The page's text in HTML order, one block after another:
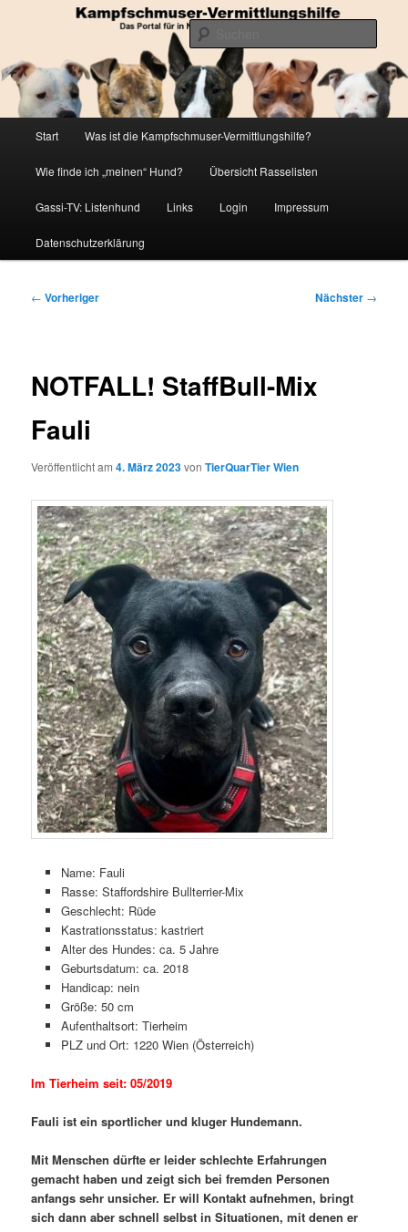
springenKampfschmuser-Vermittlungshilfe
Die Datenbank für in Not geratene Listenhunde
Start Was ist die Kampfschmuser-Vermittlungshilfe?
Wie finde ich „meinen“ Hund? Übersicht Rasselisten
Gassi-TV: Listenhund Links Login Impressum
Datenschutzerklärung
Beitragsnavigation
← Vorheriger Nächster →
NOTFALL! StaffBull-Mix
Fauli
Veröffentlicht am4. März 2023vonTierQuarTier Wien
Name: Fauli
Rasse: Staffordshire Bullterrier-Mix
Geschlecht: Rüde
Kastrationsstatus: kastriert
Alter des Hundes: ca. 5 Jahre
Geburtsdatum: ca. 2018
Handicap: nein
Größe: 50 cm
Aufenthaltsort: Tierheim
PLZ und Ort: 1220 Wien (Österreich)
Im Tierheim seit: 05/2019
Fauli ist ein sportlicher und kluger Hundemann.
Mit Menschen dürfte er leider schlechte Erfahrungen
gemacht haben und zeigt sich bei fremden Personen
anfangs sehr unsicher. Er will Kontakt aufnehmen, bringt
sich dann aber schnell selbst in Situationen, mit denen er